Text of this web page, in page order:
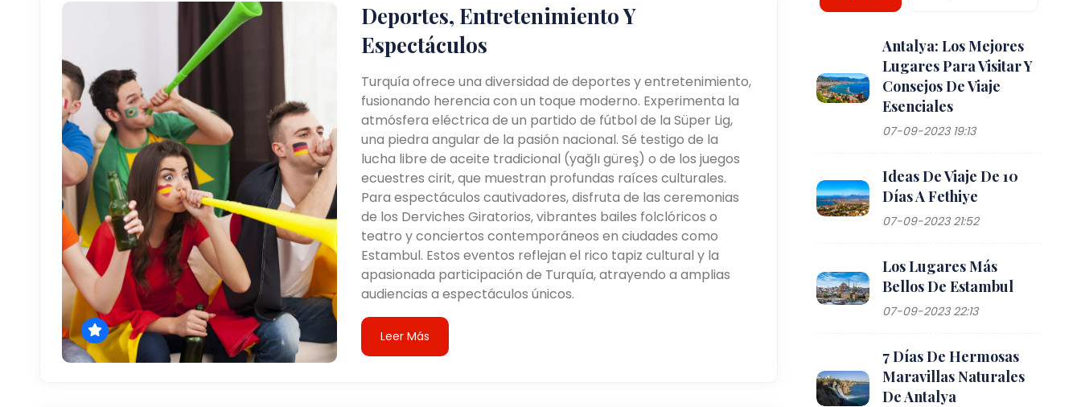
Deportes, Entretenimiento Y
Espectáculos
Turquía ofrece una diversidad de deportes y entretenimiento,
fusionando herencia con un toque moderno. Experimenta la
atmósfera eléctrica de un partido de fútbol de la Süper Lig,
una piedra angular de la pasión nacional. Sé testigo de la
lucha libre de aceite tradicional (yağlı güreş) o de los juegos
ecuestres cirit, que muestran profundas raíces culturales.
Para espectáculos cautivadores, disfruta de las ceremonias
de los Derviches Giratorios, vibrantes bailes folclóricos o
teatro y conciertos contemporáneos en ciudades como
Estambul. Estos eventos reflejan el rico tapiz cultural y la
apasionada participación de Turquía, atrayendo a amplias
audiencias a espectáculos únicos.
Leer Más
Antalya: Los Mejores
Lugares Para Visitar Y
Consejos De Viaje
Esenciales
07-09-2023 19:13
Ideas De Viaje De 10
Días A Fethiye
07-09-2023 21:52
Los Lugares Más
Bellos De Estambul
07-09-2023 22:13
7 Días De Hermosas
Maravillas Naturales
De Antalya